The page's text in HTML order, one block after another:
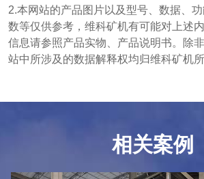
2.本网站的产品图片以及型号、数据、
数等仅供参考，维科矿机有可能对上述
信息请参照产品实物、产品说明书。除
站中所涉及的数据解释权均归维科矿机所
相关案例